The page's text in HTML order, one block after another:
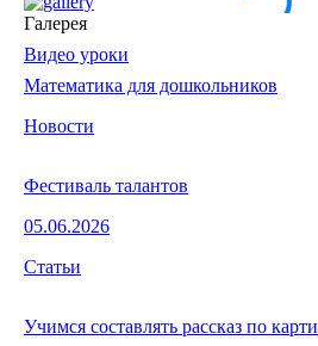
Галерея
Видео уроки
Математика для дошкольников
Новости
Фестиваль талантов
05.06.2026
Статьи
Учимся составлять рассказ по